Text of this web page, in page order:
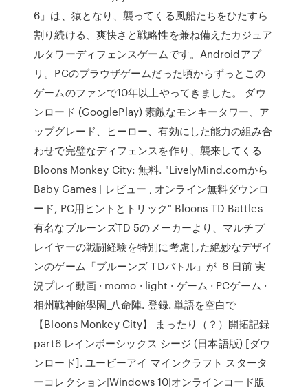
6」は、猿となり、襲ってくる風船たちをひたすら
割り続ける、爽快さと戦略性を兼ね備えたカジュア
ルタワーディフェンスゲームです。Androidアプ
リ。PCのブラウザゲームだった頃からずっとこの
ゲームのファンで10年以上やってきました。 ダウ
ンロード (GooglePlay) 素敵なモンキータワー、ア
ップグレード、ヒーロー、有効にした能力の組み合
わせで完璧なディフェンスを作り、襲来してくる
Bloons Monkey City: 無料. "LivelyMind.comから
Baby Games | レビュー , オンライン無料ダウンロ
ード, PC用ヒントとトリック" Bloons TD Battles
有名なブルーンズTD 5のメーカーより、マルチプ
レイヤーの戦闘経験を特別に考慮した絶妙なデザイ
ンのゲーム「ブルーンズ TDバトル」が 6 日前 実
況プレイ動画 · momo · light · ゲーム · PCゲーム ·
相州戦神館學園_八命陣. 登録. 単語を空白で
【Bloons Monkey City】 まったり（？）開拓記録
part6 レインボーシックス シージ (日本語版) [ダウ
ンロード]. ユービーアイ マインクラフト スタータ
ーコレクション|Windows 10|オンラインコード版